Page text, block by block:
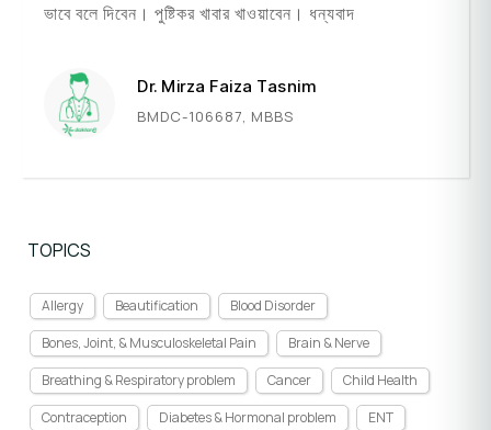
ভাবে বলে দিবেন। পুষ্টিকর খাবার খাওয়াবেন। ধন্যবাদ
Dr. Mirza Faiza Tasnim
BMDC-106687, MBBS
TOPICS
Allergy Beautification
Blood Disorder
Bones, Joint, & Musculoskeletal Pain
Brain & Nerve
Breathing & Respiratory problem
Cancer
Child Health
Contraception
Diabetes & Hormonal problem ENT